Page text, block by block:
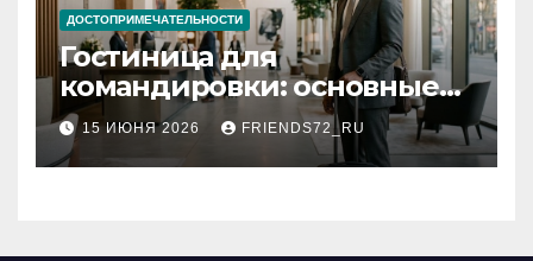
ДОСТОПРИМЕЧАТЕЛЬНОСТИ
Гостиница для
командировки: основные
критерии выбора
15 ИЮНЯ 2026 FRIENDS72_RU